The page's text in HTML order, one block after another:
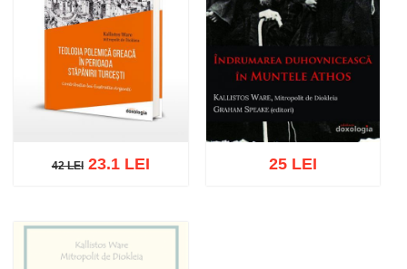
42 LEI
Adaugă în coș Wishlist
42 LEI23.1 LEI 25 LEI